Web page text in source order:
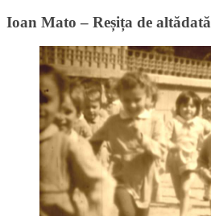
Ioan Mato – Reșița de altădată